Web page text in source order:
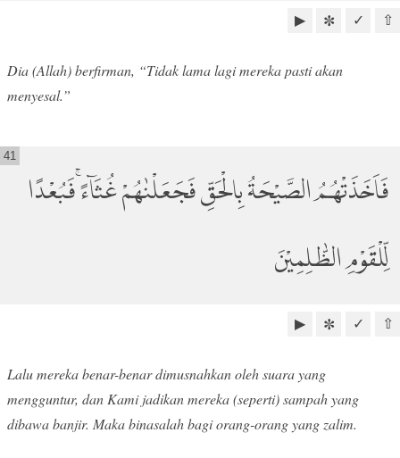
⇧
✓
✼
▶
Dia (Allah) berfirman, “Tidak lama lagi mereka pasti akan
menyesal.”
فَاَخَذَتْهُمُ الصَّيْحَةُ بِالْحَقِّ فَجَعَلْنٰهُمْ غُثَاۤءًۚ فَبُعْدًا
لِّلْقَوْمِ الظّٰلِمِيْنَ
41
⇧
✓
✼
▶
Lalu mereka benar-benar dimusnahkan oleh suara yang
mengguntur, dan Kami jadikan mereka (seperti) sampah yang
dibawa banjir. Maka binasalah bagi orang-orang yang zalim.